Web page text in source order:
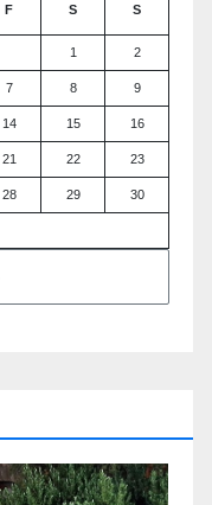
F S S
1 2
7 8 9
14 15 16
21 22 23
28 29 30